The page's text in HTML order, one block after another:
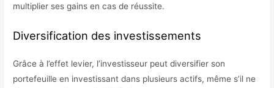
multiplier ses gains en cas de réussite.
Diversification des investissements
Grâce à l’effet levier, l’investisseur peut diversifier son
portefeuille en investissant dans plusieurs actifs, même s’il ne